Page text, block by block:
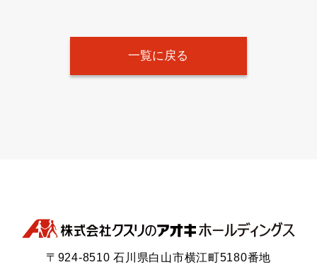
一覧に戻る
〒924-8510 石川県白山市横江町5180番地